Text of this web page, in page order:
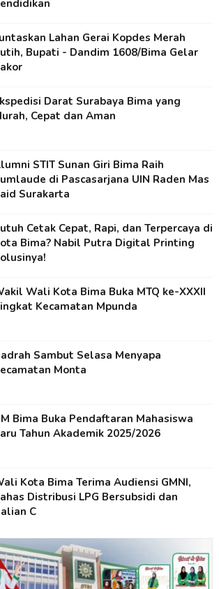
Lahan Gerai Kopdes Merah
Bupati - Dandim 1608/Bima Gelar
Darat Surabaya Bima yang
Cepat dan Aman
STIT Sunan Giri Bima Raih
di Pascasarjana UIN Raden Mas
Surakarta
Cetak Cepat, Rapi, dan Terpercaya di
Bima? Nabil Putra Digital Printing
Wali Kota Bima Buka MTQ ke-XXXII
Kecamatan Mpunda
Sambut Selasa Menyapa
Monta
Bima Buka Pendaftaran Mahasiswa
Tahun Akademik 2025/2026
Kota Bima Terima Audiensi GMNI,
Distribusi LPG Bersubsidi dan
C